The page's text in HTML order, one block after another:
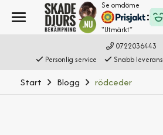
0722036443
Personlig service
Snabb leverans
Start Blogg rödceder
Se omdöme
"Utmärkt"